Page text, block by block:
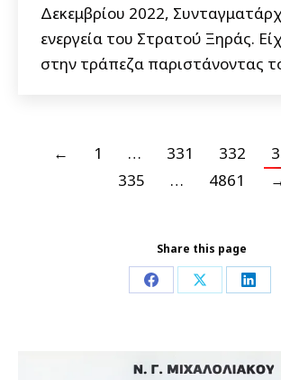
Δεκεμβρίου 2022,
ενεργεία του Στρατού Ξηράς.
στην τράπεζα παριστάνοντας
← 1 … 331 332
335
… 4861
Share this page
Share Share Share